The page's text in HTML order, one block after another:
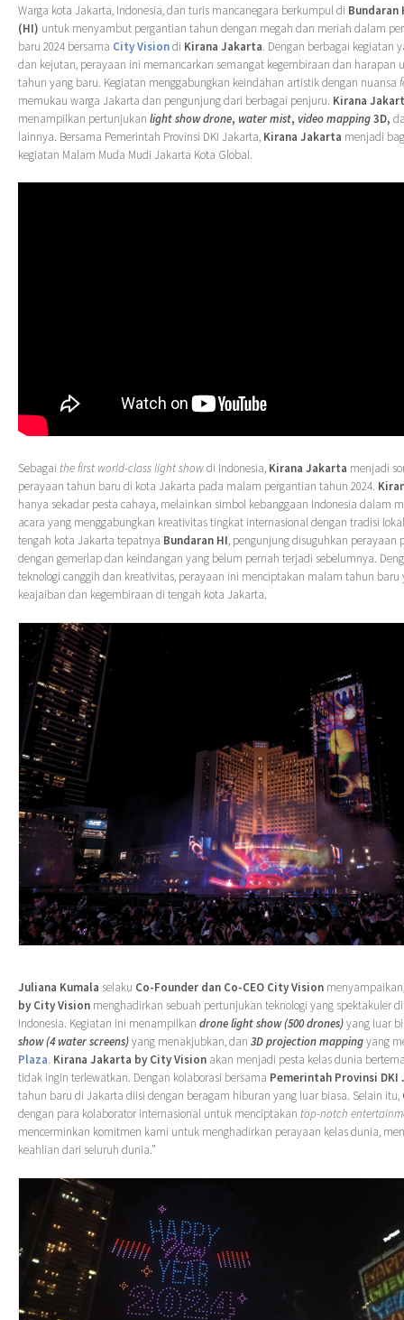
Warga kota Jakarta, Indonesia, dan turis mancanegara berkumpul di
(HI) untuk menyambut pergantian tahun dengan megah dan meriah dalam
baru 2024 bersama City Visiondi Kirana Jakarta. Dengan berbagai kegiatan
dan kejutan, perayaan ini memancarkan semangat kegembiraan dan harapan
tahun yang baru. Kegiatan menggabungkan keindahan artistik dengan nuansa
memukau warga Jakarta dan pengunjung dari berbagai penjuru. Kirana
menampilkan pertunjukan light showdrone, water mist, video mapping3D,
lainnya. Bersama Pemerintah Provinsi DKI Jakarta, Kirana Jakarta menjadi
kegiatan Malam Muda Mudi Jakarta Kota Global.
Sebagai the first world-class light showdi Indonesia, Kirana Jakarta menjadi
perayaan tahun baru di kota Jakarta pada malam pergantian tahun 2024.
hanya sekadar pesta cahaya, melainkan simbol kebanggaan Indonesia dalam
acara yang menggabungkan kreativitas tingkat internasional dengan tradisi
tengah kota Jakarta tepatnya Bundaran HI, pengunjung disuguhkan perayaan
dengan gemerlap dan keindangan yang belum pernah terjadi sebelumnya.
teknologi canggih dan kreativitas, perayaan ini menciptakan malam tahun baru
keajaiban dan kegembiraan di tengah kota Jakarta.
Juliana Kumala selaku Co-Founder dan Co-CEO City Vision
by City Vision menghadirkan sebuah pertunjukan teknologi yang spektakuler
Indonesia. Kegiatan ini menampilkan drone light show(500 drones)yang luar
show(4 water screens)yang menakjubkan, dan 3D projection mappingyang
Plaza. Kirana Jakarta by City Vision akan menjadi pesta kelas dunia
tidak ingin terlewatkan. Dengan kolaborasi bersama Pemerintah Provinsi DKI
tahun baru di Jakarta diisi dengan beragam hiburan yang luar biasa. Selain itu,
dengan para kolaborator internasional untuk menciptakan top-notch
mencerminkan komitmen kami untuk menghadirkan perayaan kelas dunia,
keahlian dari seluruh dunia.”